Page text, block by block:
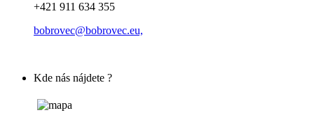
+421 911 634 355
bobrovec@bobrovec.eu,
Kde nás nájdete ?